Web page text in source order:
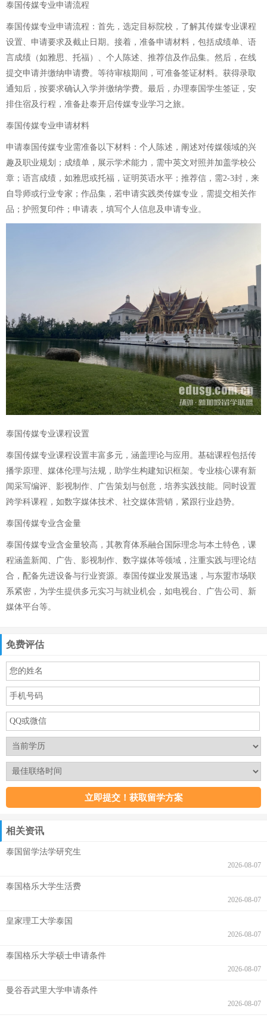
泰国传媒专业申请流程
泰国传媒专业申请流程：首先，选定目标院校，了解其传媒专业课程
设置、申请要求及截止日期。接着，准备申请材料，包括成绩单、语
言成绩（如雅思、托福）、个人陈述、推荐信及作品集。然后，在线
提交申请并缴纳申请费。等待审核期间，可准备签证材料。获得录取
通知后，按要求确认入学并缴纳学费。最后，办理泰国学生签证，安
排住宿及行程，准备赴泰开启传媒专业学习之旅。
泰国传媒专业申请材料
申请泰国传媒专业需准备以下材料：个人陈述，阐述对传媒领域的兴
趣及职业规划；成绩单，展示学术能力，需中英文对照并加盖学校公
章；语言成绩，如雅思或托福，证明英语水平；推荐信，需2-3封，来
自导师或行业专家；作品集，若申请实践类传媒专业，需提交相关作
品；护照复印件；申请表，填写个人信息及申请专业。
泰国传媒专业课程设置
泰国传媒专业课程设置丰富多元，涵盖理论与应用。基础课程包括传
播学原理、媒体伦理与法规，助学生构建知识框架。专业核心课有新
闻采写编评、影视制作、广告策划与创意，培养实践技能。同时设置
跨学科课程，如数字媒体技术、社交媒体营销，紧跟行业趋势。
泰国传媒专业含金量
泰国传媒专业含金量较高，其教育体系融合国际理念与本土特色，课
程涵盖新闻、广告、影视制作、数字媒体等领域，注重实践与理论结
合，配备先进设备与行业资源。泰国传媒业发展迅速，与东盟市场联
系紧密，为学生提供多元实习与就业机会，如电视台、广告公司、新
媒体平台等。
免费评估
相关资讯
泰国留学法学研究生
2026-08-07
泰国格乐大学生活费
2026-08-07
皇家理工大学泰国
2026-08-07
泰国格乐大学硕士申请条件
2026-08-07
曼谷吞武里大学申请条件
2026-08-07